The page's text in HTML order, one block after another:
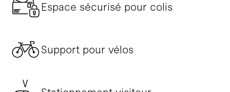
Espace sécurisé pour colis
Support pour vélos